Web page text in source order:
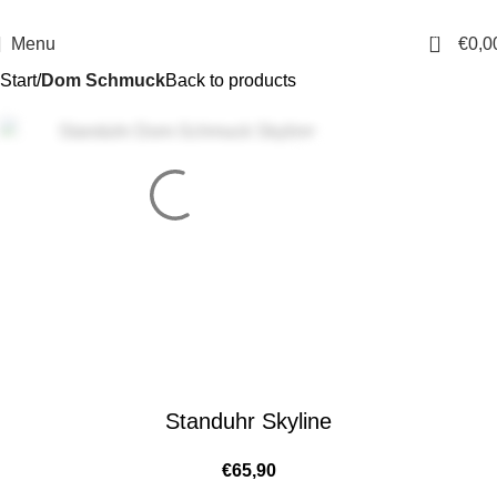
Menu 0 €
Start Dom SchmuckBack to products
Standuhr Skyline
€65,90